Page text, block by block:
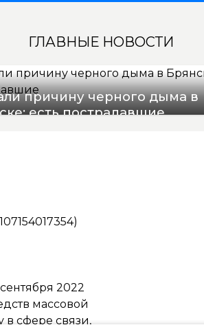
ГЛАВНЫЕ НОВОСТИ
причину черного дыма в
есть пострадавшие
2022
массовой
сфере связи,